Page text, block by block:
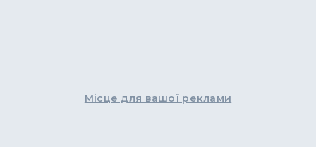
Місце для вашої реклами